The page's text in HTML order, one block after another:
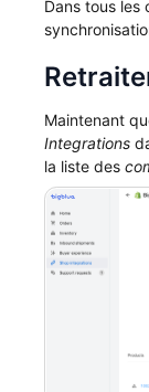
Dans tous les
Maintenant
Integrations
la liste des